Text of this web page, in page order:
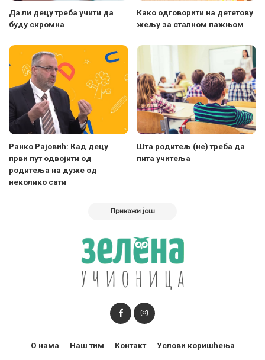
Да ли децу треба учити да
буду скромна
Како одговорити на дететову
жељу за сталном пажњом
Ранко Рајовић: Кад децу
први пут одвојити од
родитеља на дуже од
неколико сати
Шта родитељ (не) треба да
пита учитеља
Прикажи још
О нама Наш тим Контакт Услови коришћења